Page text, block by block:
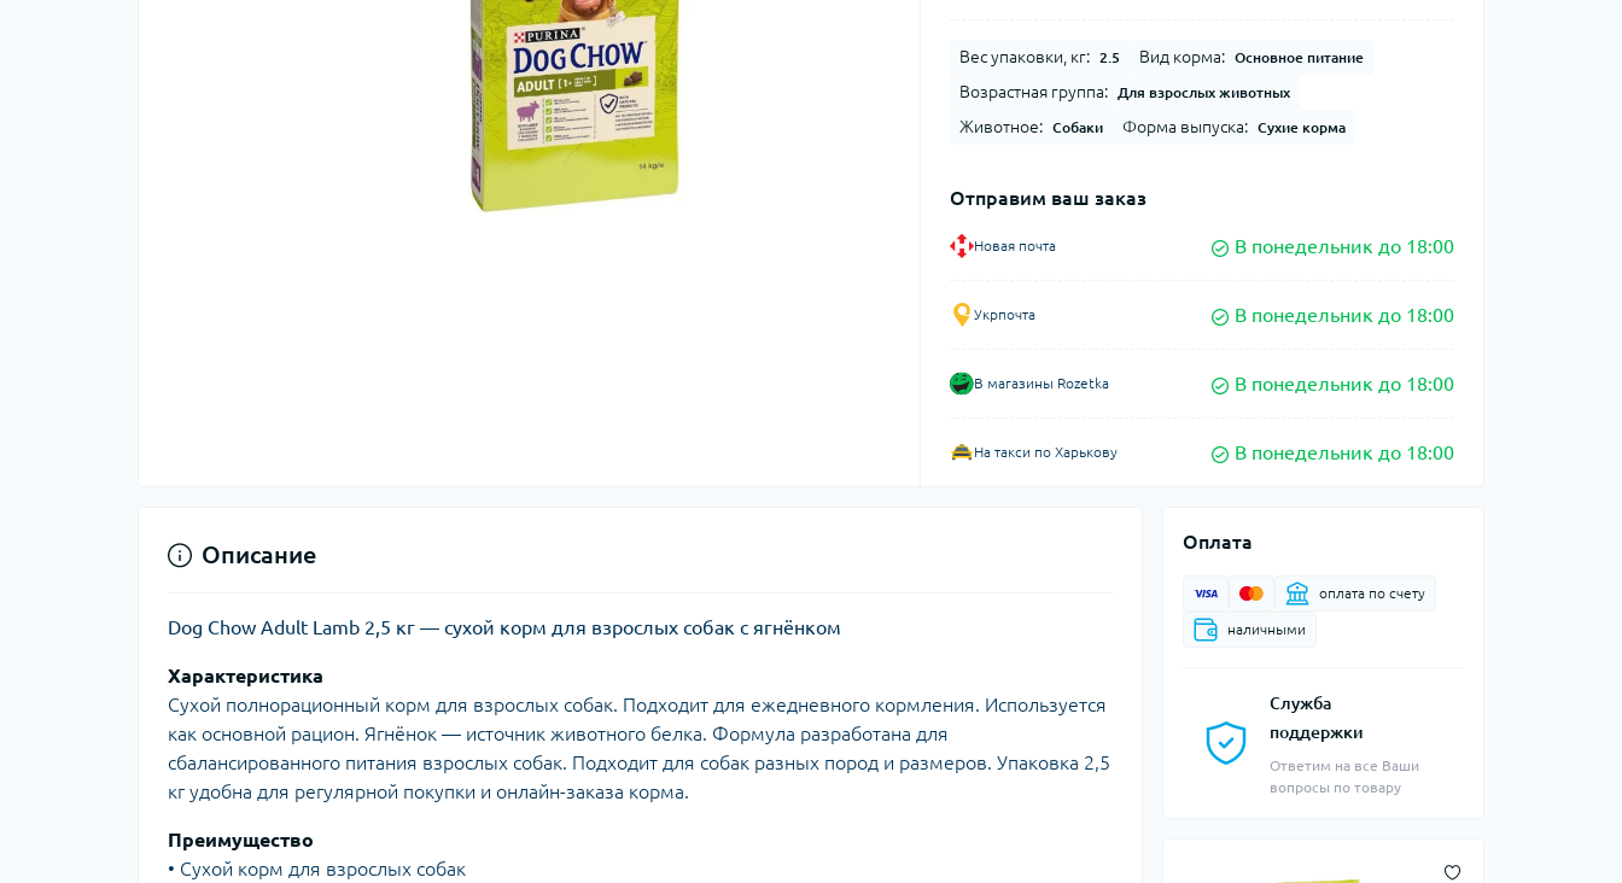
Вес упаковки, кг: 2.5 Вид корма: Основное питание
Возрастная группа: Для взрослых животных
Животное: Собаки Форма выпуска: Сухие корма
Отправим ваш заказ
Новая почта В понедельник до 18:00
Укрпочта В понедельник до 18:00
В магазины Rozetka В понедельник до 18:00
На такси по Харькову В понедельник до 18:00
Оплата
оплата по счету
наличными
Служба
поддержки
Ответим на все Ваши
вопросы по товару
Описание
Dog Chow Adult Lamb 2,5 кг — сухой корм для взрослых собак с ягнёнком
Характеристика
Сухой полнорационный корм для взрослых собак. Подходит для ежедневного кормления. Используется
как основной рацион. Ягнёнок — источник животного белка. Формула разработана для
сбалансированного питания взрослых собак. Подходит для собак разных пород и размеров. Упаковка 2,5
кг удобна для регулярной покупки и онлайн-заказа корма.
Преимущество
• Сухой корм для взрослых собак